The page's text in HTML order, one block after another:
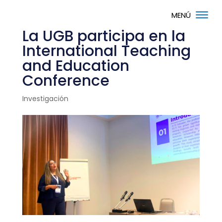
La UGB participa en la
International Teaching
and Education
Conference
Investigación